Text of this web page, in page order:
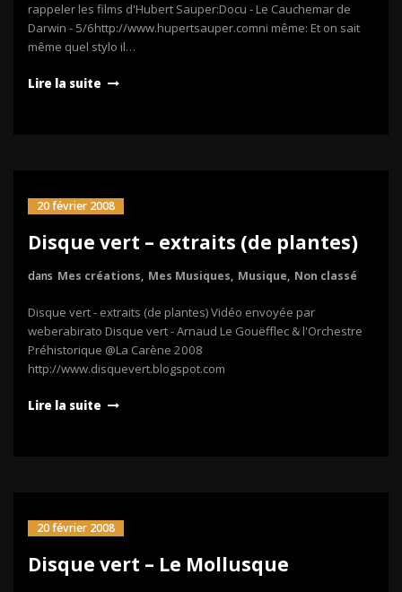
rappeler les films d'Hubert Sauper:Docu - Le Cauchemar de
Darwin - 5/6http://www.hupertsauper.comni même: Et on sait
même quel stylo il…
Lire la suite
20 février 2008
Disque vert – extraits (de plantes)
dans Mes créations, Mes Musiques, Musique, Non classé
Disque vert - extraits (de plantes) Vidéo envoyée par
weberabirato Disque vert - Arnaud Le Gouëfflec & l'Orchestre
Préhistorique @La Carène 2008
http://www.disquevert.blogspot.com
Lire la suite
20 février 2008
Disque vert – Le Mollusque